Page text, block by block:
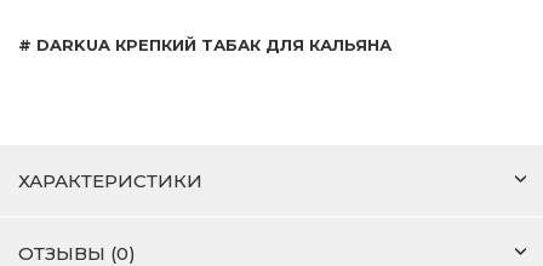
# DARKUA КРЕПКИЙ ТАБАК ДЛЯ КАЛЬЯНА
ХАРАКТЕРИСТИКИ
ОТЗЫВЫ (0)